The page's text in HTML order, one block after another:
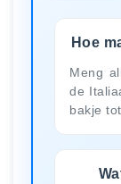
Hoe
Meng
de
bakje